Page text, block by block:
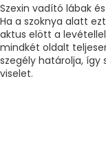
Szexin vadító lábak
Ha a szoknya alatt
aktus elött a
mindkét oldalt
szegély határolja,
viselet.